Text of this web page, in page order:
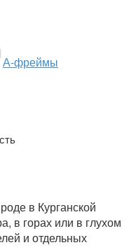
А-фреймы
в Курганской
в горах или в глухом
и отдельных